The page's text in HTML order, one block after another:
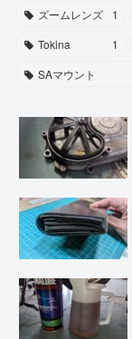
ズームレンズ
1
Tokina
1
SAマウント